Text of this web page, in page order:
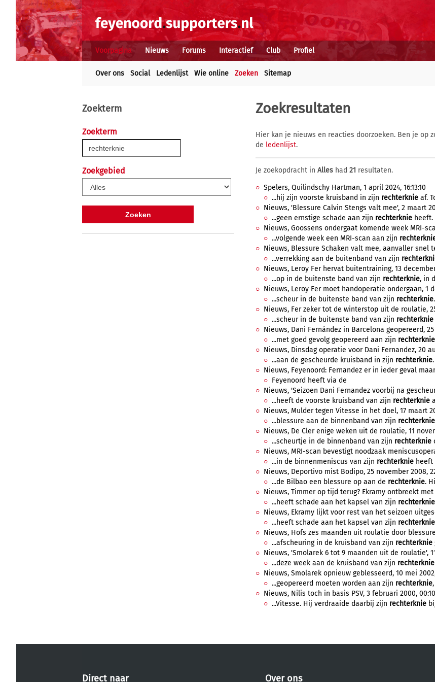
Voorpagina Nieuws Forums Interactief Club Profiel
Over ons Social Ledenlijst Wie online Zoeken Sitemap
Zoekterm
Zoekterm
Zoekgebied
Zoekresultaten
Hier kan je nieuws en reacties doorzoeken. Ben je op
de ledenlijst.
Je zoekopdracht in Alles had 21 resultaten.
Spelers, Quilindschy Hartman, 1 april 2024, 16:13:10
...hij zijn voorste kruisband in zijn rechterknie af.
Nieuws, 'Blessure Calvin Stengs valt mee', 2 maart
...geen ernstige schade aan zijn rechterknie heeft.
Nieuws, Goossens ondergaat komende week MRI-
...volgende week een MRI-scan aan zijn
Nieuws, Blessure Schaken valt mee, aanvaller snel
...verrekking aan de buitenband van zijn
Nieuws, Leroy Fer hervat buitentraining, 13 december
...op in de buitenste band van zijn rechterknie, in
Nieuws, Leroy Fer moet handoperatie ondergaan, 1
...scheur in de buitenste band van zijn rechterknie
Nieuws, Fer zeker tot de winterstop uit de roulatie,
...scheur in de buitenste band van zijn rechterknie
Nieuws, Dani Fernández in Barcelona geopereerd, 25
...met goed gevolg geopereerd aan zijn rechterknie
Nieuws, Dinsdag operatie voor Dani Fernandez, 20
...aan de gescheurde kruisband in zijn rechterknie
Nieuws, Feyenoord: Fernandez er in ieder geval
Feyenoord heeft via de
Nieuws, 'Seizoen Dani Fernandez voorbij na
...heeft de voorste kruisband van zijn rechterknie
Nieuws, Mulder tegen Vitesse in het doel, 17 maart
...blessure aan de binnenband van zijn rechterknie
Nieuws, De Cler enige weken uit de roulatie, 11
...scheurtje in de binnenband van zijn rechterknie
Nieuws, MRI-scan bevestigt noodzaak
...in de binnenmeniscus van zijn rechterknie heeft
Nieuws, Deportivo mist Bodipo, 25 november 2008,
...de Bilbao een blessure op aan de rechterknie.
Nieuws, Timmer op tijd terug? Ekramy ontbreekt met
...heeft schade aan het kapsel van zijn rechterknie
Nieuws, Ekramy lijkt voor rest van het seizoen
...heeft schade aan het kapsel van zijn rechterknie
Nieuws, Hofs zes maanden uit roulatie door
...afscheuring in de kruisband van zijn rechterknie
Nieuws, 'Smolarek 6 tot 9 maanden uit de roulatie',
...deze week aan de kruisband van zijn rechterknie
Nieuws, Smolarek opnieuw geblesseerd, 10 mei
...geopereerd moeten worden aan zijn rechterknie
Nieuws, Nilis toch in basis PSV, 3 februari 2000,
...Vitesse. Hij verdraaide daarbij zijn rechterknie
Direct naar Over ons